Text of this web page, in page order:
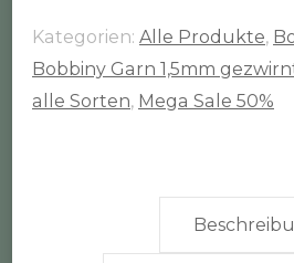
(1,5mm
gezwirnt)
Kategorien: Alle Produkte,
Bobbiny Garn 1,5mm
alle Sorten, Mega Sale 50%